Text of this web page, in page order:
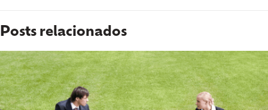
Posts relacionados